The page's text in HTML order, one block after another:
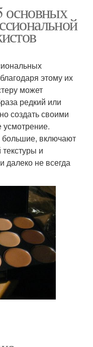
основных
этому их
может
редкий или
создать своими
усмотрение.
включают
и
не всегда